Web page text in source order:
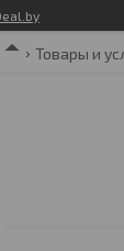
Товары и